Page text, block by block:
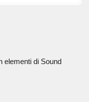
elementi di Sound